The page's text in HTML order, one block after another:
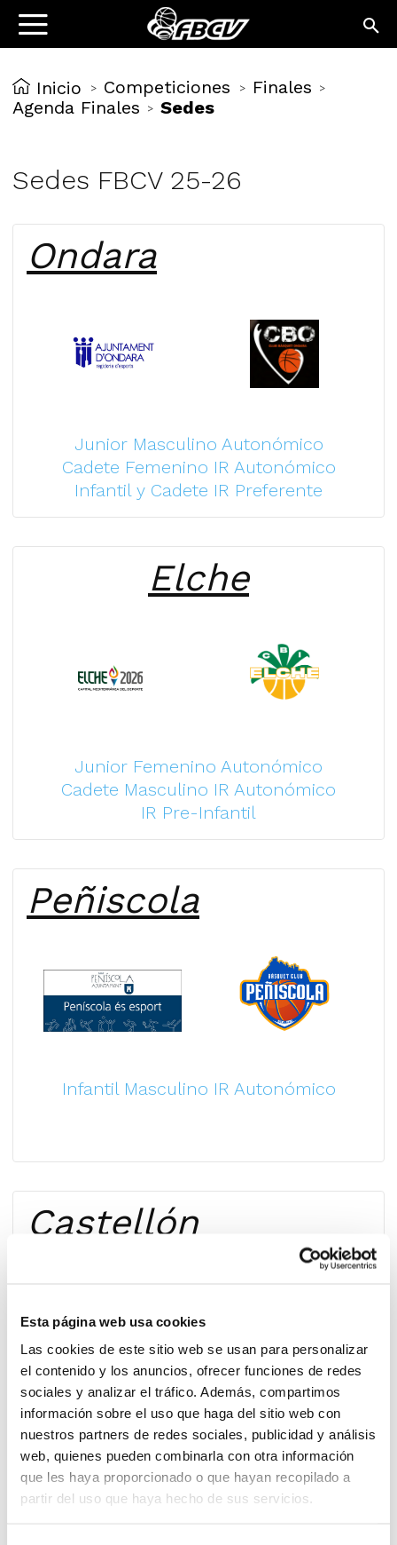
Esta página web usa cookies
Las cookies de este sitio web se usan para personalizar
el contenido y los anuncios, ofrecer funciones de redes
sociales y analizar el tráfico. Además, compartimos
información sobre el uso que haga del sitio web con
nuestros partners de redes sociales, publicidad y análisis
web, quienes pueden combinarla con otra información
que les haya proporcionado o que hayan recopilado a
partir del uso que haya hecho de sus servicios.
Inicio > Competiciones > Finales >
Agenda Finales > Sedes
Sedes FBCV 25-26
Ondara
Junior Masculino Autonómico
Cadete Femenino IR Autonómico
Infantil y Cadete IR Preferente
Elche
Junior Femenino Autonómico
Cadete Masculino IR Autonómico
IR Pre-Infantil
Peñiscola
Infantil Masculino IR Autonómico
Castellón
Infantil Femenino IR Autonómico
Senior Femenino Autonomico/Preferente
Junior Femenino Preferente/1ª Zonal